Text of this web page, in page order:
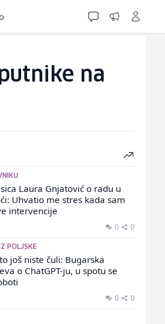
na
Laura Gnjatović o radu u
Uhvatio me stres kada sam
intervencije
0 0
POLJSKE
još niste čuli: Bugarska
o ChatGPT-ju, u spotu se
0 0